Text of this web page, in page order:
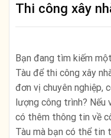
Thi công xây
Bạn đang tìm kiếm
Tàu để thi công xây
đơn vị chuyên nghiệp,
lượng công trình? Nếu
có thêm thông tin về
Tàu mà bạn có thể tin